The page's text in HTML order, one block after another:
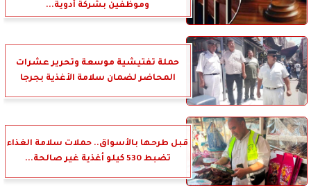
وموظفين بشركة أدوية...
حملة تفتيشية موسعة وتحرير عشرات
المحاضر لضمان سلامة الأغذية بجرجا
قبل طرحها بالأسواق.. حملات سلامة الغذاء
تضبط 530 كيلو أغذية غير صالحة...